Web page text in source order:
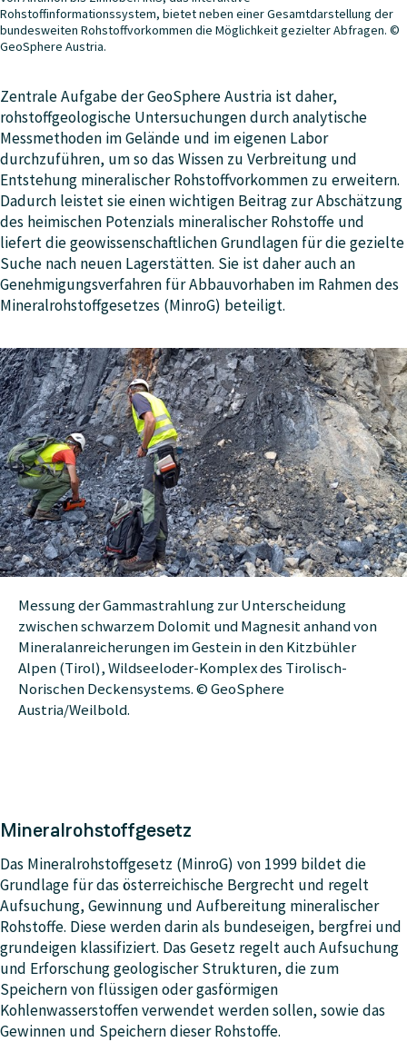
Rohstoffinformationssystem, bietet neben einer Gesamtdarstellung der
bundesweiten Rohstoffvorkommen die Möglichkeit gezielter Abfragen. ©
GeoSphere Austria.
Zentrale Aufgabe der GeoSphere Austria ist daher,
rohstoffgeologische Untersuchungen durch analytische
Messmethoden im Gelände und im eigenen Labor
durchzuführen, um so das Wissen zu Verbreitung und
Entstehung mineralischer Rohstoffvorkommen zu erweitern.
Dadurch leistet sie einen wichtigen Beitrag zur Abschätzung
des heimischen Potenzials mineralischer Rohstoffe und
liefert die geowissenschaftlichen Grundlagen für die gezielte
Suche nach neuen Lagerstätten. Sie ist daher auch an
Genehmigungsverfahren für Abbauvorhaben im Rahmen des
Mineralrohstoffgesetzes (MinroG) beteiligt.
Messung der Gammastrahlung zur Unterscheidung
zwischen schwarzem Dolomit und Magnesit anhand von
Mineralanreicherungen im Gestein in den Kitzbühler
Alpen (Tirol), Wildseeloder-Komplex des Tirolisch-
Norischen Deckensystems. © GeoSphere
Austria/Weilbold.
Mineralrohstoffgesetz
Das Mineralrohstoffgesetz (MinroG) von 1999 bildet die
Grundlage für das österreichische Bergrecht und regelt
Aufsuchung, Gewinnung und Aufbereitung mineralischer
Rohstoffe. Diese werden darin als bundeseigen, bergfrei und
grundeigen klassifiziert. Das Gesetz regelt auch Aufsuchung
und Erforschung geologischer Strukturen, die zum
Speichern von flüssigen oder gasförmigen
Kohlenwasserstoffen verwendet werden sollen, sowie das
Gewinnen und Speichern dieser Rohstoffe.